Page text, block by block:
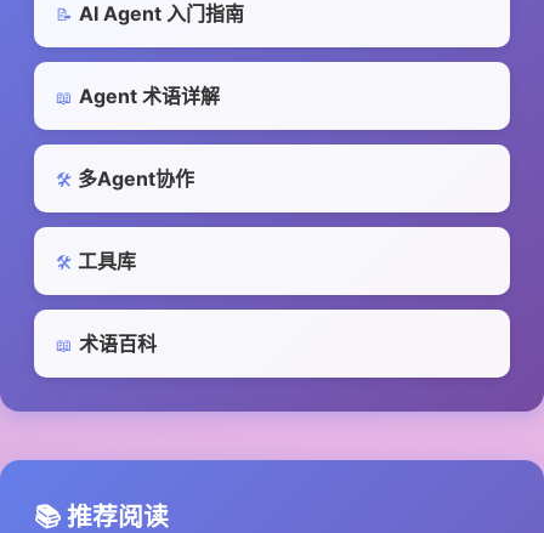
📝 AI Agent 入门指南
📖 Agent 术语详解
🛠️ 多Agent协作
🛠️ 工具库
📖 术语百科
📚 推荐阅读